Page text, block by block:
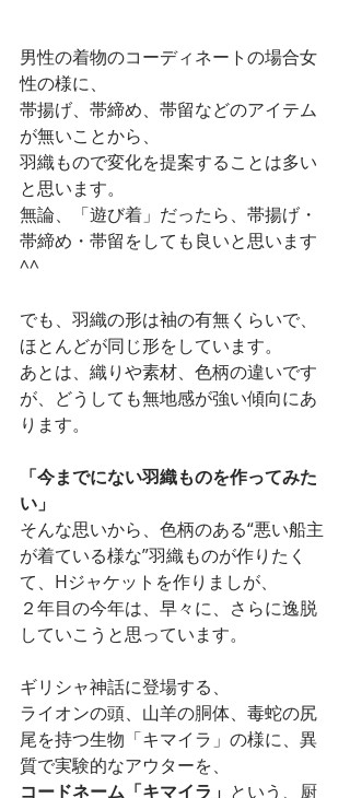
男性の着物のコーディネートの場合女
性の様に、
帯揚げ、帯締め、帯留などのアイテム
が無いことから、
羽織もので変化を提案することは多い
と思います。
無論、「遊び着」だったら、帯揚げ・
帯締め・帯留をしても良いと思います
^^
でも、羽織の形は袖の有無くらいで、
ほとんどが同じ形をしています。
あとは、織りや素材、色柄の違いです
が、どうしても無地感が強い傾向にあ
ります。
「今までにない羽織ものを作ってみた
い」
そんな思いから、色柄のある“悪い船主
が着ている様な”羽織ものが作りたく
て、Hジャケットを作りましが、
２年目の今年は、早々に、さらに逸脱
していこうと思っています。
ギリシャ神話に登場する、
ライオンの頭、山羊の胴体、毒蛇の尻
尾を持つ生物「キマイラ」の様に、異
質で実験的なアウターを、
コードネーム「キマイラ」 という、厨